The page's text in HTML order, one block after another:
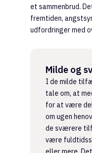
et sammenbrud.
fremtiden,
udfordringer med
Milde og
I de milde
tale om, at
for at være
om ugen
de sværere
være